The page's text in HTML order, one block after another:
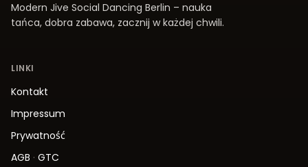
Modern Jive Social Dancing Berlin – nauka
tańca, dobra zabawa, zacznij w każdej chwili.
LINKI
Kontakt
Impressum
Prywatność
AGB · GTC